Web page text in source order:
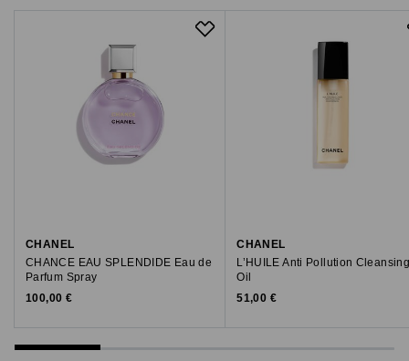
POLIANTHES TUBEROSA POLYSACCHARIDE |
1,2-HEXANEDIOL | SPHINGOMONAS FERMENT
EXTRACT | BENZOIC ACID | CITRIC ACID |
SODIUM BENZOATE | TOCOPHEROL |
HYDROCHLORIC ACID | IL45A
Valmistusmaa
Valmistajan
tuotenumero
23034000
CHANEL
CHANCE EAU SPLENDIDE Eau de
Parfum Spray
Original Price
100,00 €
CHANEL
L’HUILE Anti Pollution
Oil
Original Price
51,00 €